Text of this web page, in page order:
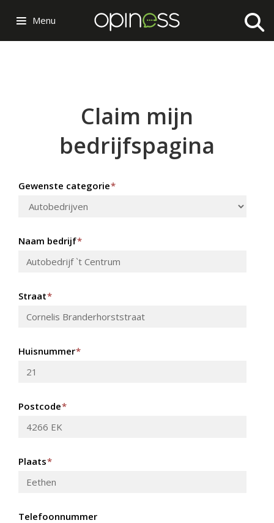
Menu
Claim mijn
bedrijfspagina
Gewenste categorie*
Naam bedrijf*
Straat*
Huisnummer*
Postcode*
Plaats*
Telefoonnummer